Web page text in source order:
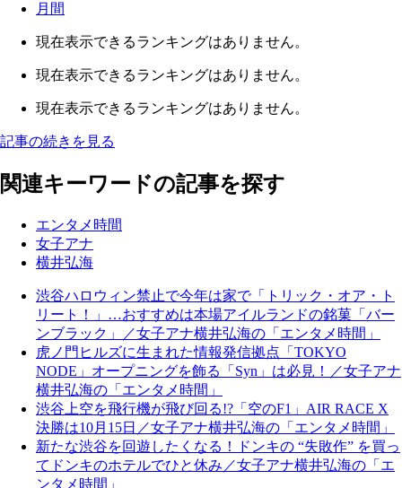
月間
現在表示できるランキングはありません。
現在表示できるランキングはありません。
現在表示できるランキングはありません。
記事の続きを見る
関連キーワードの記事を探す
エンタメ時間
女子アナ
横井弘海
渋谷ハロウィン禁止で今年は家で「トリック・オア・ト
リート！」…おすすめは本場アイルランドの銘菓「バー
ンブラック」／女子アナ横井弘海の「エンタメ時間」
虎ノ門ヒルズに生まれた情報発信拠点「TOKYO
NODE」オープニングを飾る「Syn」は必見！／女子アナ
横井弘海の「エンタメ時間」
渋谷上空を飛行機が飛び回る!?「空のF1」AIR RACE X
決勝は10月15日／女子アナ横井弘海の「エンタメ時間」
新たな渋谷を回遊したくなる！ドンキの “失敗作” を買っ
てドンキのホテルでひと休み／女子アナ横井弘海の「エ
ンタメ時間」